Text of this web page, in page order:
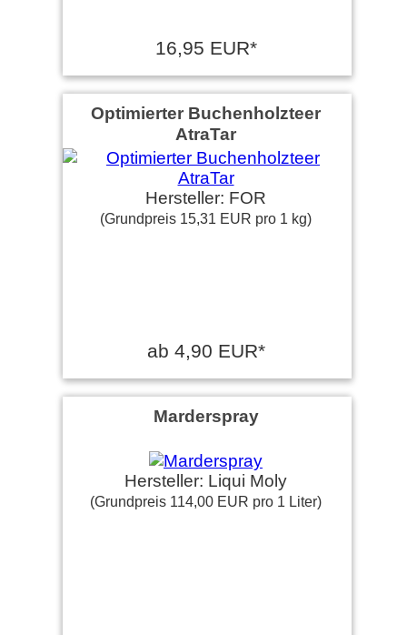
16,95 EUR*
Optimierter Buchenholzteer
AtraTar
Hersteller: FOR
(Grundpreis 15,31 EUR pro 1 kg)
ab 4,90 EUR*
Marderspray
Hersteller: Liqui Moly
(Grundpreis 114,00 EUR pro 1 Liter)